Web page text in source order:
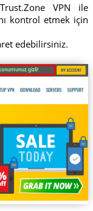
VPN ile
kontrol etmek için
edebilirsiniz.
gizli!